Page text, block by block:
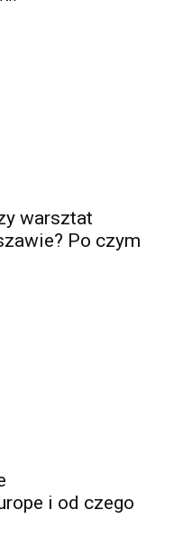
warsztat
Po czym
i od czego